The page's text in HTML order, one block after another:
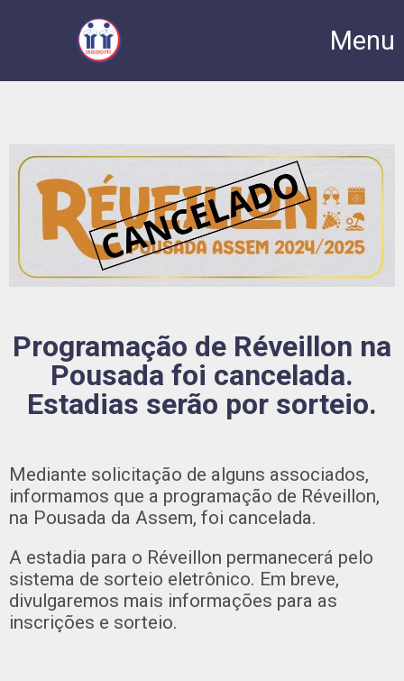
Menu
Programação de Réveillon na
Pousada foi cancelada.
Estadias serão por sorteio.
Mediante solicitação de alguns associados,
informamos que a programação de Réveillon,
na Pousada da Assem, foi cancelada.
A estadia para o Réveillon permanecerá pelo
sistema de sorteio eletrônico. Em breve,
divulgaremos mais informações para as
inscrições e sorteio.